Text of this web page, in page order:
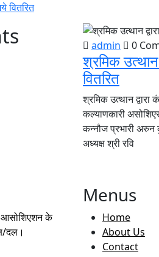
वितरित
admin
0
श्रमिक
वितरित
श्रमिक उत्थान
कल्याणकारी
कन्नौज प्रभारी अरुन
अध्यक्ष श्री रवि
आसोशिएशन के
दल।
Menus
Home
About Us
Contact